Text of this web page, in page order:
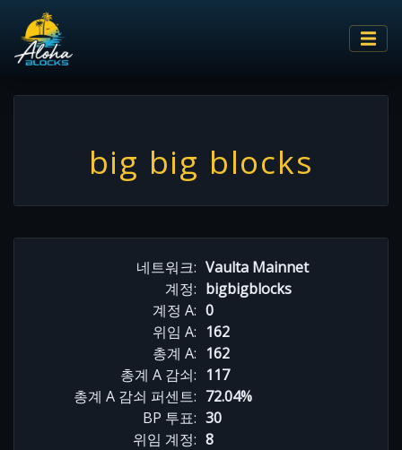
big big blocks
네트워크: Vaulta Mainnet
계정: bigbigblocks
계정 A: 0
위임 A: 162
총계 A: 162
총계 A 감쇠: 117
총계 A 감쇠 퍼센트: 72.04%
BP 투표: 30
위임 계정: 8